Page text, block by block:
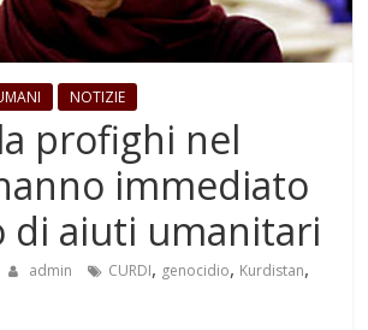
NOTIZIE
profighi nel
immediato
di aiuti umanitari
admin CURDI, genocidio, Kurdistan,